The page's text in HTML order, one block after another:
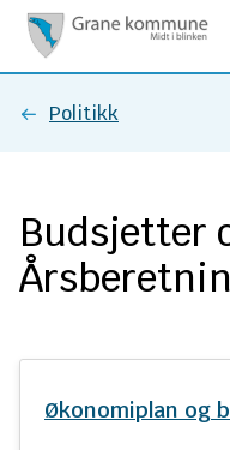
r
k
Du
her:
Politikk
Budsjetter
Økonomiplan og